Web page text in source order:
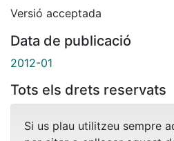
Versió acceptada
Data de publicació
2012-01
Tots els drets reservats
Si us plau utilitzeu sempre